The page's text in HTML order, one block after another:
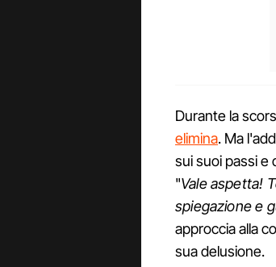
Durante la
elimina. Ma
sui suoi passi e
"Vale aspetta!
spiegazione e
approccia alla
sua delusione.